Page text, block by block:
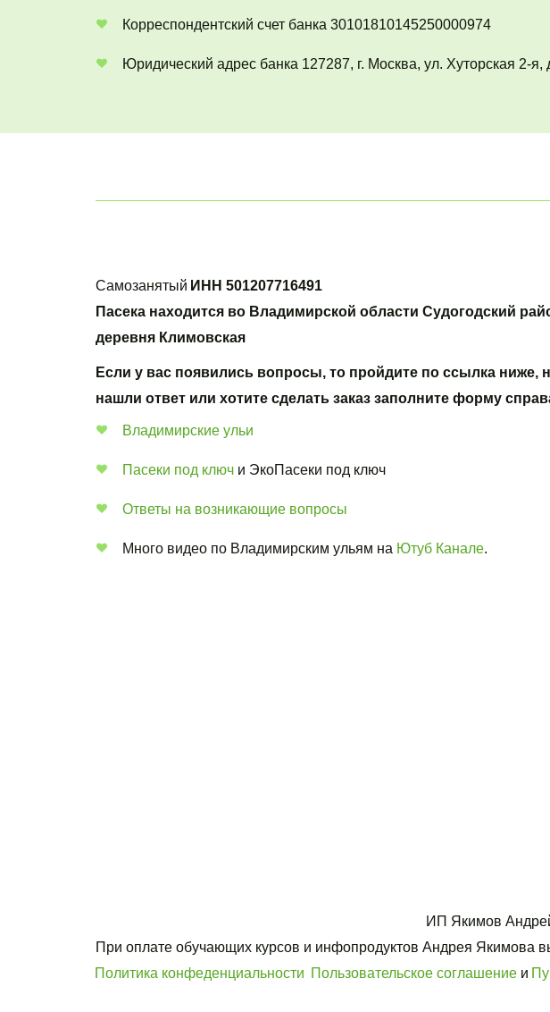
Корреспондентский счет банка 30101810145250000974
Юридический адрес банка 127287, г. Москва, ул. Хуторская 2-я,
Самозанятый ИНН 501207716491
Пасека находится во Владимирской области Судогодский
деревня Климовская
Если у вас появились вопросы, то пройдите по ссылка ниже,
нашли ответ или хотите сделать заказ заполните форму
Владимирские ульи
Пасеки под ключ и ЭкоПасеки под ключ
Ответы на возникающие вопросы
Много видео по Владимирским ульям на Ютуб Канале.
ИП Якимов
Политика конфеденциальности Пользовательское соглашение и